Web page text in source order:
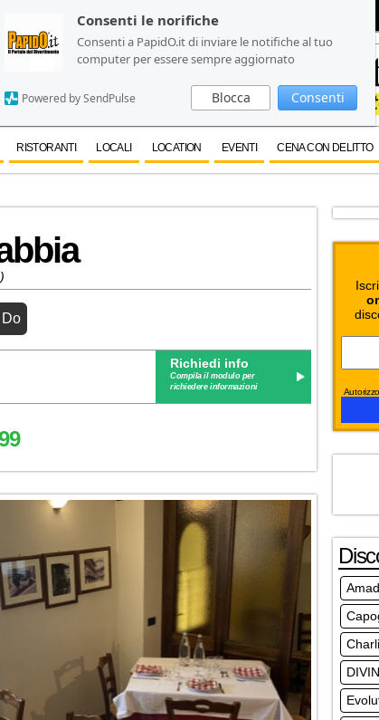
Consenti le norifiche
Consenti a PapidO.it di inviare le notifiche al tuo
computer per essere sempre aggiornato
Blocca Consenti
Powered by SendPulse
Consenti le norifiche
Consenti a PapidO.it di inviare le notifiche al tuo
computer per essere sempre aggiornato
Blocca Consenti
Powered by SendPulse
RISTORANTI LOCALI LOCATION EVENTI CENA CON DELITTO
Do
Richiedi info
Compila il modulo per
richiedere informazioni